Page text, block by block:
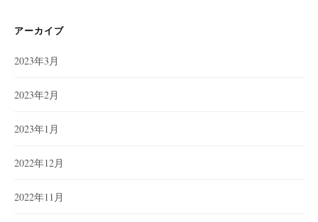
ー
アーカイブ
2023年3月
2023年2月
2023年1月
2022年12月
2022年11月